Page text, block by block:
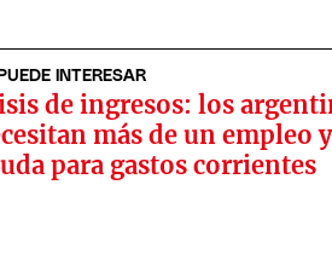
INTERESAR
de ingresos: los
más de un empleo
para gastos corrientes